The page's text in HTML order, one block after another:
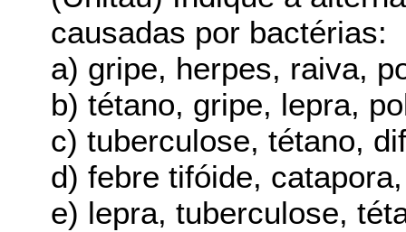
causadas por bactérias:
a) gripe, herpes, raiva,
b) tétano, gripe, lepra,
c) tuberculose, tétano,
d) febre tifóide,
e) lepra, tuberculose,